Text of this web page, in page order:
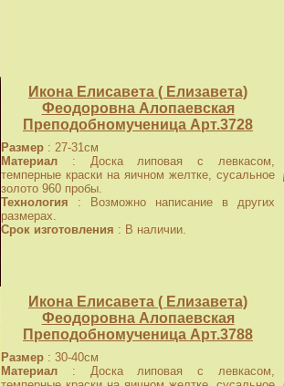
Икона Елисавета ( Елизавета)
Феодоровна Алопаевская
Преподобномученица Арт.3728
Размер : 27-31см
Материал : Доска липовая с левкасом,
темперные краски на яичном желтке, сусальное
золото 960 пробы.
Технология : Возможно написание в других
размерах.
Срок изготовления : В наличии.
Икона Елисавета ( Елизавета)
Феодоровна Алопаевская
Преподобномученица Арт.3788
Размер : 30-40см
Материал : Доска липовая с левкасом,